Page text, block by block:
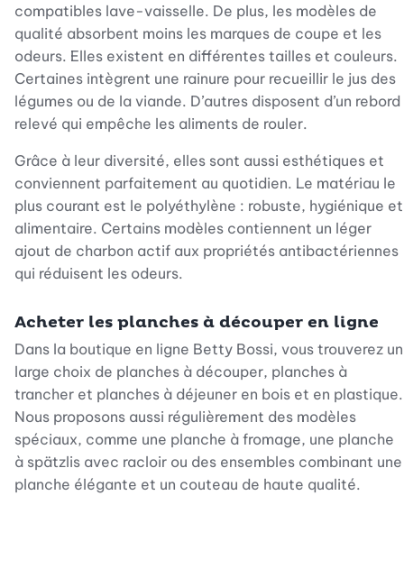
compatibles lave-vaisselle. De plus, les modèles de
qualité absorbent moins les marques de coupe et les
odeurs. Elles existent en différentes tailles et couleurs.
Certaines intègrent une rainure pour recueillir le jus des
légumes ou de la viande. D’autres disposent d’un rebord
relevé qui empêche les aliments de rouler.
Grâce à leur diversité, elles sont aussi esthétiques et
conviennent parfaitement au quotidien. Le matériau le
plus courant est le polyéthylène : robuste, hygiénique et
alimentaire. Certains modèles contiennent un léger
ajout de charbon actif aux propriétés antibactériennes
qui réduisent les odeurs.
Acheter les planches à découper en ligne
Dans la boutique en ligne Betty Bossi, vous trouverez un
large choix de planches à découper, planches à
trancher et planches à déjeuner en bois et en plastique.
Nous proposons aussi régulièrement des modèles
spéciaux, comme une planche à fromage, une planche
à spätzlis avec racloir ou des ensembles combinant une
planche élégante et un couteau de haute qualité.